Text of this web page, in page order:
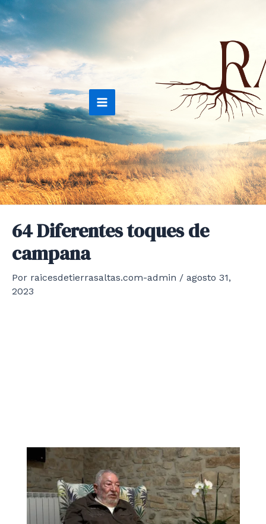
Ir
al
contenido
Main
Menu
64 Diferentes toques de
campana
Por raicesdetierrasaltas.com-admin / agosto 31,
2023